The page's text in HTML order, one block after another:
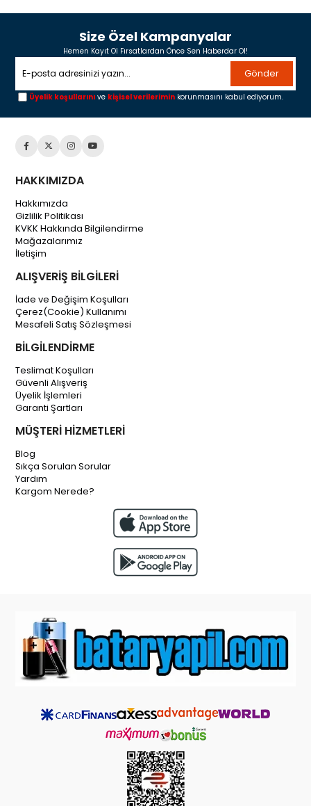
Size Özel Kampanyalar
Hemen Kayıt Ol Fırsatlardan Önce Sen Haberdar Ol!
Gönder
Üyelik koşullarını ve kişisel verilerimin korunmasını kabul ediyorum.
HAKKIMIZDA
Hakkımızda
Gizlilik Politikası
KVKK Hakkında Bilgilendirme
Mağazalarımız
İletişim
ALIŞVERİŞ BİLGİLERİ
İade ve Değişim Koşulları
Çerez(Cookie) Kullanımı
Mesafeli Satış Sözleşmesi
BİLGİLENDİRME
Teslimat Koşulları
Güvenli Alışveriş
Üyelik İşlemleri
Garanti Şartları
MÜŞTERİ HİZMETLERİ
Blog
Sıkça Sorulan Sorular
Yardım
Kargom Nerede?